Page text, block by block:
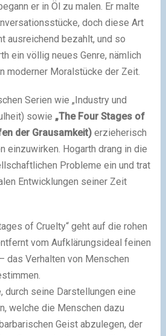
er in Öl zu malen. Er malte
doch diese Art
ausreichend bezahlt, und so
ein völlig neues Genre, nämlich
moderner Moralstücke der Zeit.
Serien wie „Industry und
sowie „The Four Stages of
der Grausamkeit)erzieherisch
einzuwirken. Hogarth drang in die
Probleme ein und trat
Entwicklungen seiner Zeit
of Cruelty“ geht auf die rohen
vom Aufklärungsideal feinen
das Verhalten von Menschen
durch seine Darstellungen eine
welche die Menschen dazu
Geist abzulegen, der